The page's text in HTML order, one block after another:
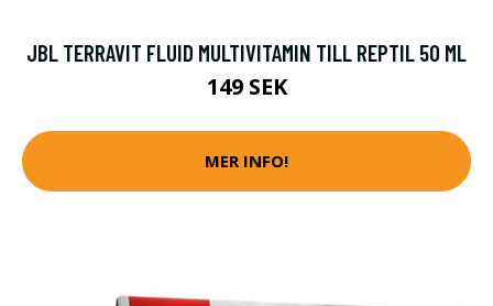
JBL TERRAVIT FLUID MULTIVITAMIN TILL REPTIL 50 ML
149 SEK
MER INFO!